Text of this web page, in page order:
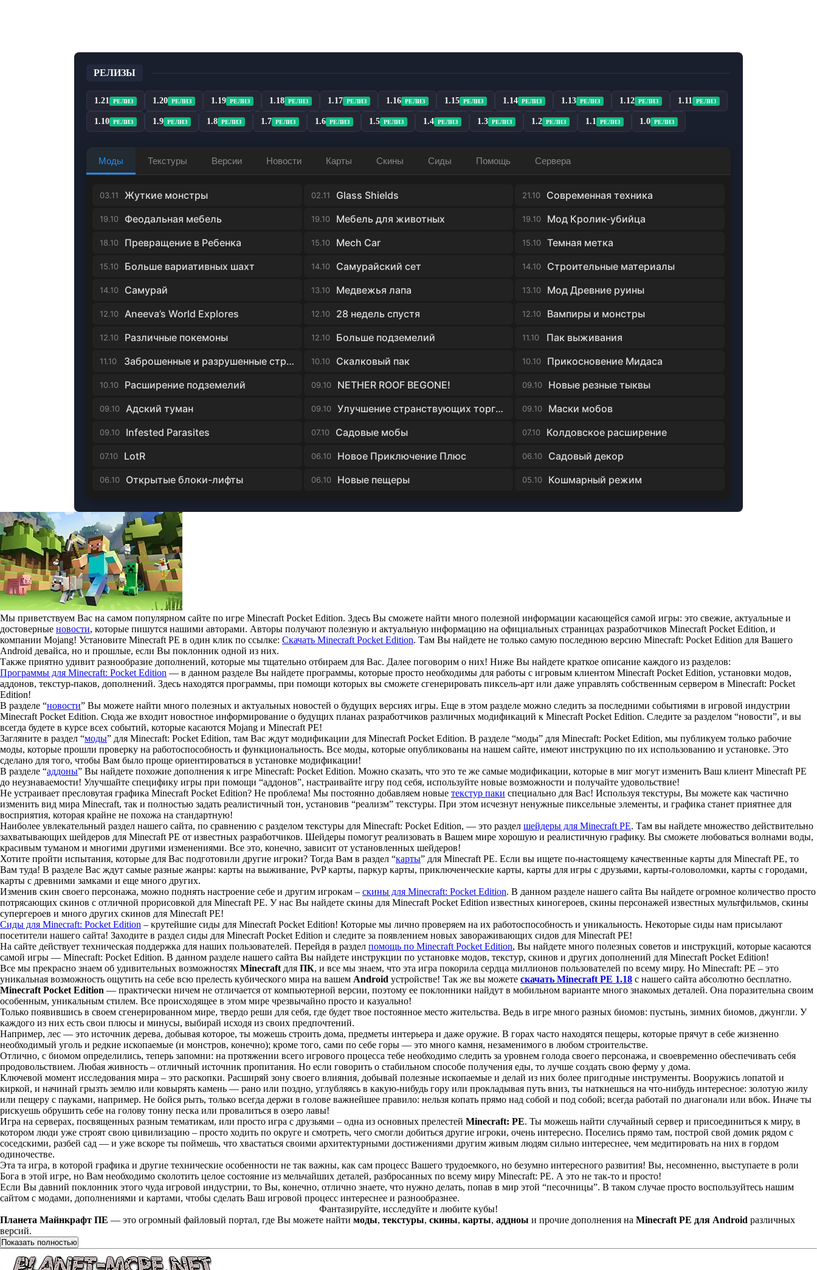
РЕЛИЗЫ
1.21 РЕЛИЗ 1.20 РЕЛИЗ 1.19 РЕЛИЗ 1.18 РЕЛИЗ 1.17 РЕЛИЗ 1.16 РЕЛИЗ 1.15 РЕЛИЗ 1.14 РЕЛИЗ 1.13 РЕЛИЗ 1.12 РЕЛИЗ 1.11 РЕЛИЗ
1.10 РЕЛИЗ 1.9 РЕЛИЗ 1.8 РЕЛИЗ 1.7 РЕЛИЗ 1.6 РЕЛИЗ 1.5 РЕЛИЗ 1.4 РЕЛИЗ 1.3 РЕЛИЗ 1.2 РЕЛИЗ 1.1 РЕЛИЗ 1.0 РЕЛИЗ
Моды Текстуры Версии Новости Карты Скины Сиды Помощь Сервера
03.11 Жуткие монстры 02.11 Glass Shields 21.10 Современная техника
19.10 Феодальная мебель 19.10 Мебель для животных 19.10 Мод Кролик-убийца
18.10 Превращение в Ребенка 15.10 Mech Car 15.10 Темная метка
15.10 Больше вариативных шахт 14.10 Самурайский сет 14.10 Строительные материалы
14.10 Самурай 13.10 Медвежья лапа 13.10 Мод Древние руины
12.10 Aneeva’s World Explores 12.10 28 недель спустя 12.10 Вампиры и монстры
12.10 Различные покемоны 12.10 Больше подземелий 11.10 Пак выживания
11.10 Заброшенные и разрушенные структуры 10.10 Скалковый пак 10.10 Прикосновение Мидаса
10.10 Расширение подземелий 09.10 NETHER ROOF BEGONE! 09.10 Новые резные тыквы
09.10 Адский туман 09.10 Улучшение странствующих торговцев 09.10 Маски мобов
09.10 Infested Parasites 07.10 Садовые мобы 07.10 Колдовское расширение
07.10 LotR 06.10 Новое Приключение Плюс 06.10 Садовый декор
06.10 Открытые блоки-лифты 06.10 Новые пещеры 05.10 Кошмарный режим
Мы приветствуем Вас на самом популярном сайте по игре Minecraft Pocket Edition. Здесь Вы сможете найти много полезной информации касающейся самой игры: это свежие, актуальные и
достоверные новости, которые пишутся нашими авторами. Авторы получают полезную и актуальную информацию на официальных страницах разработчиков Minecraft Pocket Edition, и
компании Mojang! Установите Minecraft PE в один клик по ссылке: Скачать Minecraft Pocket Edition. Там Вы найдете не только самую последнюю версию Minecraft: Pocket Edition для Вашего
Android девайса, но и прошлые, если Вы поклонник одной из них.
Также приятно удивит разнообразие дополнений, которые мы тщательно отбираем для Вас. Далее поговорим о них! Ниже Вы найдете краткое описание каждого из разделов:
Программы для Minecraft: Pocket Edition — в данном разделе Вы найдете программы, которые просто необходимы для работы с игровым клиентом Minecraft Pocket Edition, установки модов,
аддонов, текстур-паков, дополнений. Здесь находятся программы, при помощи которых вы сможете сгенерировать пиксель-арт или даже управлять собственным сервером в Minecraft: Pocket
Edition!
В разделе “новости” Вы можете найти много полезных и актуальных новостей о будущих версиях игры. Еще в этом разделе можно следить за последними событиями в игровой индустрии
Minecraft Pocket Edition. Сюда же входит новостное информирование о будущих планах разработчиков различных модификаций к Minecraft Pocket Edition. Следите за разделом “новости”, и вы
всегда будете в курсе всех событий, которые касаются Mojang и Minecraft PE!
Загляните в раздел “моды” для Minecraft: Pocket Edition, там Вас ждут модификации для Minecraft Pocket Edition. В разделе “моды” для Minecraft: Pocket Edition, мы публикуем только рабочие
моды, которые прошли проверку на работоспособность и функциональность. Все моды, которые опубликованы на нашем сайте, имеют инструкцию по их использованию и установке. Это
сделано для того, чтобы Вам было проще ориентироваться в установке модификации!
В разделе “аддоны” Вы найдете похожие дополнения к игре Minecraft: Pocket Edition. Можно сказать, что это те же самые модификации, которые в миг могут изменить Ваш клиент Minecraft PE
до неузнаваемости! Улучшайте специфику игры при помощи “аддонов”, настраивайте игру под себя, используйте новые возможности и получайте удовольствие!
Не устраивает пресловутая графика Minecraft Pocket Edition? Не проблема! Мы постоянно добавляем новые текстур паки специально для Вас! Используя текстуры, Вы можете как частично
изменить вид мира Minecraft, так и полностью задать реалистичный тон, установив “реализм” текстуры. При этом исчезнут ненужные пиксельные элементы, и графика станет приятнее для
восприятия, которая крайне не похожа на стандартную!
Наиболее увлекательный раздел нашего сайта, по сравнению с разделом текстуры для Minecraft: Pocket Edition, — это раздел шейдеры для Minecraft РE. Там вы найдете множество действительно
захватывающих шейдеров для Minecraft PE от известных разработчиков. Шейдеры помогут реализовать в Вашем мире хорошую и реалистичную графику. Вы сможете любоваться волнами воды,
красивым туманом и многими другими изменениями. Все это, конечно, зависит от установленных шейдеров!
Хотите пройти испытания, которые для Вас подготовили другие игроки? Тогда Вам в раздел “карты” для Minecraft РE. Если вы ищете по-настоящему качественные карты для Minecraft PE, то
Вам туда! В разделе Вас ждут самые разные жанры: карты на выживание, PvP карты, паркур карты, приключенческие карты, карты для игры с друзьями, карты-головоломки, карты с городами,
карты с древними замками и еще много других.
Изменив скин своего персонажа, можно поднять настроение себе и другим игрокам – скины для Minecraft: Pocket Edition. В данном разделе нашего сайта Вы найдете огромное количество просто
потрясающих скинов с отличной прорисовкой для Minecraft PE. У нас Вы найдете скины для Minecraft Pocket Edition известных киногероев, скины персонажей известных мультфильмов, скины
супергероев и много других скинов для Minecraft PE!
Сиды для Minecraft: Pocket Edition – крутейшие сиды для Minecraft Pocket Edition! Которые мы лично проверяем на их работоспособность и уникальность. Некоторые сиды нам присылают
посетители нашего сайта! Заходите в раздел сиды для Minecraft Pocket Edition и следите за появлением новых завораживающих сидов для Minecraft PE!
На сайте действует техническая поддержка для наших пользователей. Перейдя в раздел помощь по Minecraft Pocket Edition, Вы найдете много полезных советов и инструкций, которые касаются
самой игры — Minecraft: Pocket Edition. В данном разделе нашего сайта Вы найдете инструкции по установке модов, текстур, скинов и других дополнений для Minecraft Pocket Edition!
Все мы прекрасно знаем об удивительных возможностях Minecraft для ПК, и все мы знаем, что эта игра покорила сердца миллионов пользователей по всему миру. Но Minecraft: PE – это
уникальная возможность ощутить на себе всю прелесть кубического мира на вашем Android устройстве! Так же вы можете скачать Minecraft PE 1.18 с нашего сайта абсолютно бесплатно.
Minecraft Pocket Edition — практически ничем не отличается от компьютерной версии, поэтому ее поклонники найдут в мобильном варианте много знакомых деталей. Она поразительна своим
особенным, уникальным стилем. Все происходящее в этом мире чрезвычайно просто и казуально!
Только появившись в своем сгенерированном мире, твердо реши для себя, где будет твое постоянное место жительства. Ведь в игре много разных биомов: пустынь, зимних биомов, джунгли. У
каждого из них есть свои плюсы и минусы, выбирай исходя из своих предпочтений.
Например, лес — это источник дерева, добывая которое, ты можешь строить дома, предметы интерьера и даже оружие. В горах часто находятся пещеры, которые прячут в себе жизненно
необходимый уголь и редкие ископаемые (и монстров, конечно); кроме того, сами по себе горы — это много камня, незаменимого в любом строительстве.
Отлично, с биомом определились, теперь запомни: на протяжении всего игрового процесса тебе необходимо следить за уровнем голода своего персонажа, и своевременно обеспечивать себя
продовольствием. Любая живность – отличный источник пропитания. Но если говорить о стабильном способе получения еды, то лучше создать свою ферму у дома.
Ключевой момент исследования мира – это раскопки. Расширяй зону своего влияния, добывай полезные ископаемые и делай из них более пригодные инструменты. Вооружись лопатой и
киркой, и начинай грызть землю или ковырять камень — рано или поздно, углубляясь в какую-нибудь гору или прокладывая путь вниз, ты наткнешься на что-нибудь интересное: золотую жилу
или пещеру с пауками, например. Не бойся рыть, только всегда держи в голове важнейшее правило: нельзя копать прямо над собой и под собой; всегда работай по диагонали или вбок. Иначе ты
рискуешь обрушить себе на голову тонну песка или провалиться в озеро лавы!
Игра на серверах, посвященных разным тематикам, или просто игра с друзьями – одна из основных прелестей Minecraft: PE. Ты можешь найти случайный сервер и присоединиться к миру, в
котором люди уже строят свою цивилизацию – просто ходить по округе и смотреть, чего смогли добиться другие игроки, очень интересно. Поселись прямо там, построй свой домик рядом с
соседскими, разбей сад — и уже вскоре ты поймешь, что хвастаться своими архитектурными достижениями другим живым людям сильно интереснее, чем медитировать на них в гордом
одиночестве.
Эта та игра, в которой графика и другие технические особенности не так важны, как сам процесс Вашего трудоемкого, но безумно интересного развития! Вы, несомненно, выступаете в роли
Бога в этой игре, но Вам необходимо сколотить целое состояние из мельчайших деталей, разбросанных по всему миру Minecraft: PE. А это не так-то и просто!
Если Вы давний поклонник этого чуда игровой индустрии, то Вы, конечно, отлично знаете, что нужно делать, попав в мир этой “песочницы”. В таком случае просто воспользуйтесь нашим
сайтом с модами, дополнениями и картами, чтобы сделать Ваш игровой процесс интереснее и разнообразнее.
Фантазируйте, исследуйте и любите кубы!
Планета Майнкрафт ПЕ — это огромный файловый портал, где Вы можете найти моды, текстуры, cкины, карты, аддноы и прочие дополнения на Minecraft PE для Android различных
версий.
Показать полностью